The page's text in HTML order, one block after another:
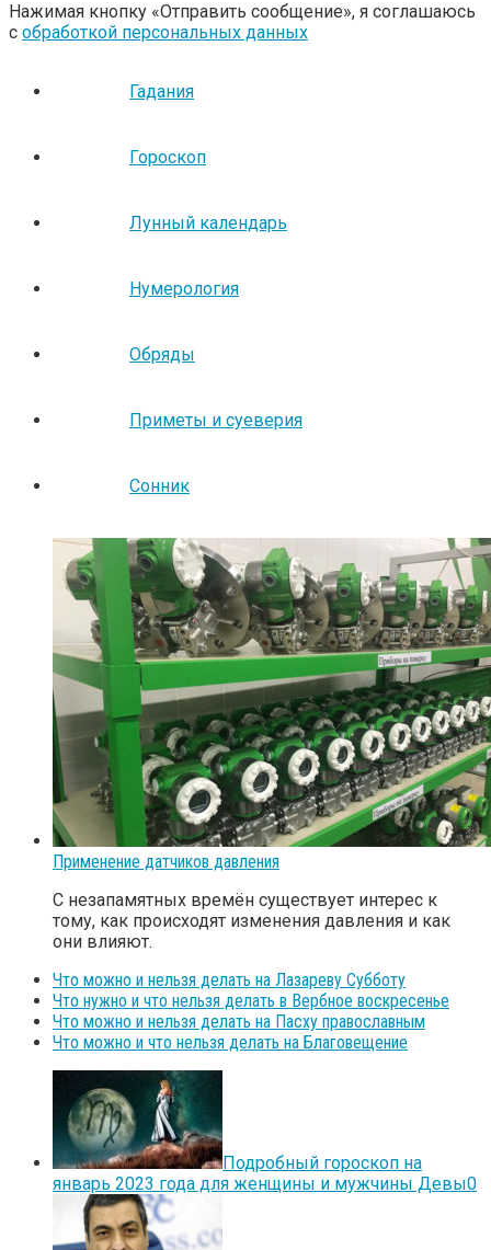
Нажимая кнопку «Отправить сообщение», я соглашаюсь
с обработкой персональных данных
Гадания
Гороскоп
Лунный календарь
Нумерология
Обряды
Приметы и суеверия
Сонник
Применение датчиков давления
С незапамятных времён существует интерес к
тому, как происходят изменения давления и как
они влияют.
Что можно и нельзя делать на Лазареву Субботу
Что нужно и что нельзя делать в Вербное воскресенье
Что можно и нельзя делать на Пасху православным
Что можно и что нельзя делать на Благовещение
Подробный гороскоп на
январь 2023 года для женщины и мужчины Девы0